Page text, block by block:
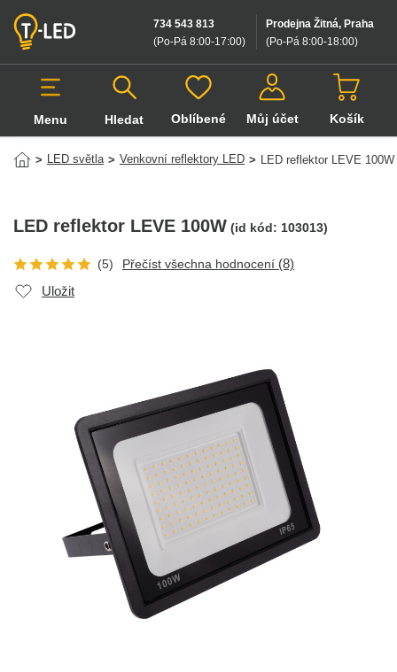
Prodejna Žitná, Praha
(Po-Pá 8:00-18:00)
734 543 813
(Po-Pá 8:00-17:00)
Menu Hledat
Hledat v produktech
Oblíbené Můj účet Košík
> LED světla > Venkovní reflektory LED > LED reflektor LEVE 100W
LED reflektor LEVE 100W (id kód: 103013)
(5) Přečíst všechna hodnocení (8)
Uložit